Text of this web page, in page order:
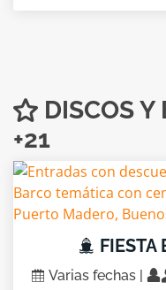
DISCOS Y
+21
FIESTA
Varias fechas |